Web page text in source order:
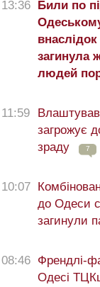
13:36 Били по
внаслідок
загинула
людей
11:59
загрожує
зраду
7
10:07
до Одеси
загинули
08:46 Френдлі-
Одесі